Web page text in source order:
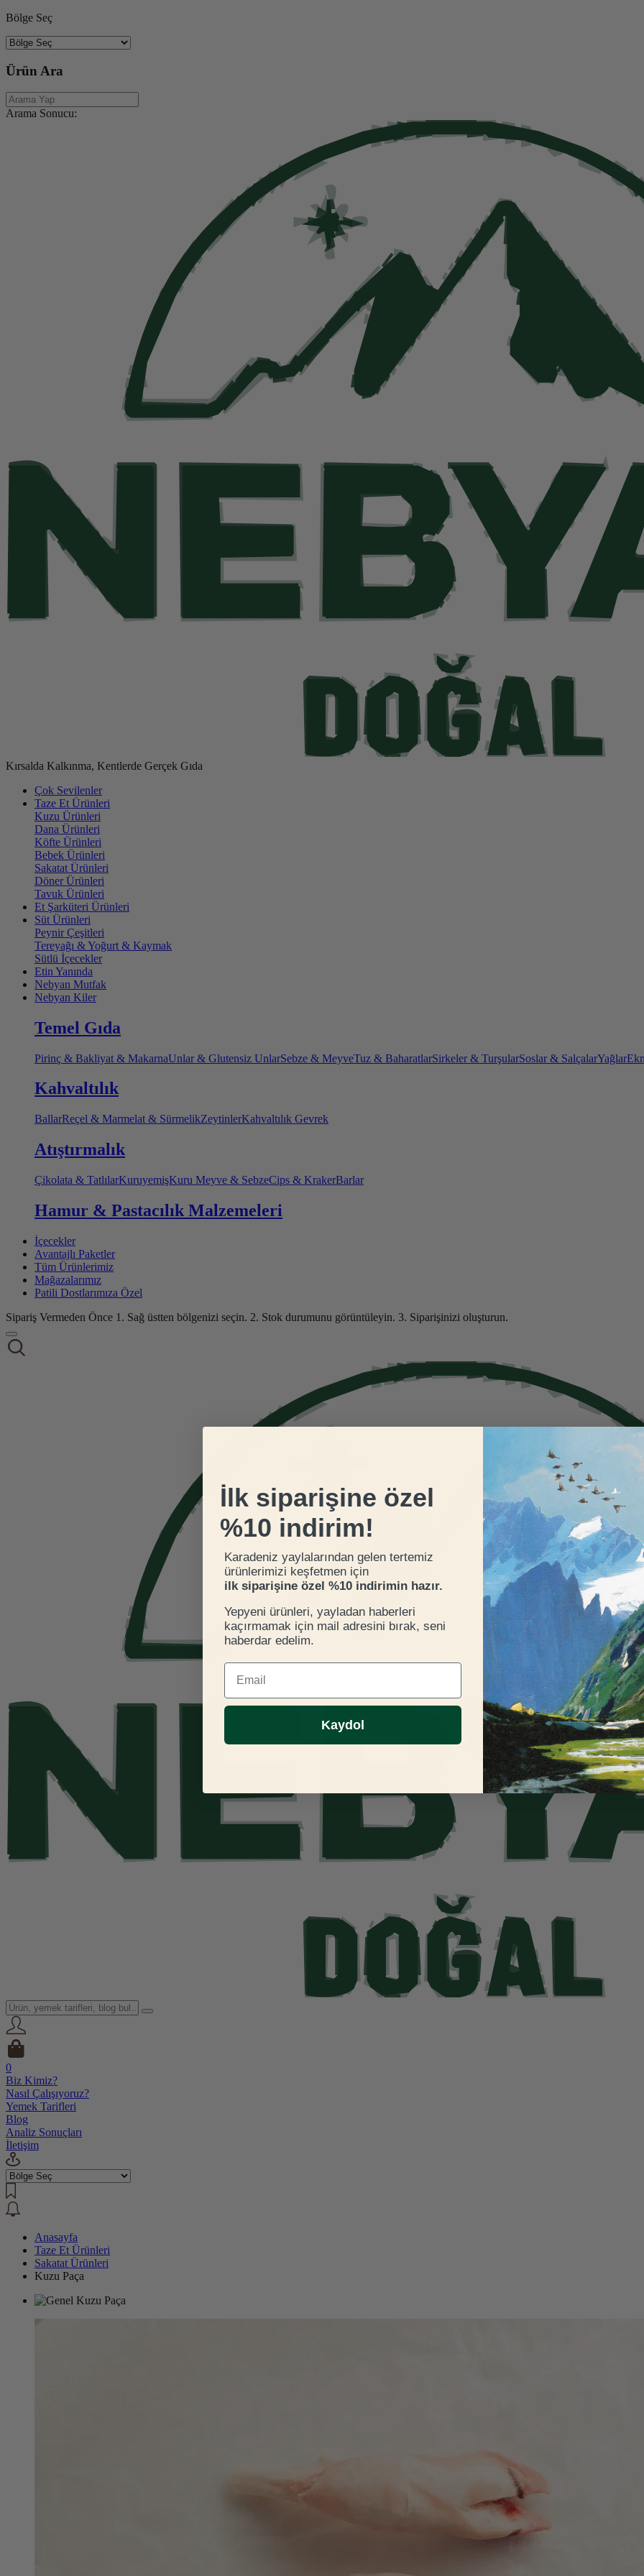
Bölge Seç
Ürün Ara
Arama Sonucu:
Kırsalda Kalkınma, Kentlerde Gerçek Gıda
Çok Sevilenler
Taze Et Ürünleri
Kuzu Ürünleri
Dana Ürünleri
Köfte Ürünleri
Bebek Ürünleri
Sakatat Ürünleri
Döner Ürünleri
Tavuk Ürünleri
Et Şarküteri Ürünleri
Süt Ürünleri
Peynir Çeşitleri
Tereyağı & Yoğurt & Kaymak
Sütlü İçecekler
Etin Yanında
Nebyan Mutfak
Nebyan Kiler
Temel Gıda
Pirinç & Bakliyat & MakarnaUnlar & Glutensiz UnlarSebze & MeyveTuz & BaharatlarSirkeler & TurşularSoslar & SalçalarYağlar
Kahvaltılık
BallarReçel & Marmelat & SürmelikZeytinlerKahvaltılık Gevrek
Atıştırmalık
Çikolata & TatlılarKuruyemişKuru Meyve & SebzeCips & KrakerBarlar
Hamur & Pastacılık Malzemeleri
İçecekler
Avantajlı Paketler
Tüm Ürünlerimiz
Mağazalarımız
Patili Dostlarımıza Özel
Sipariş Vermeden Önce 1. Sağ üstten bölgenizi seçin. 2. Stok durumunu görüntüleyin. 3. Siparişinizi oluşturun.
0
Biz Kimiz?
Nasıl Çalışıyoruz?
Yemek Tarifleri
Blog
Analiz Sonuçları
İletişim
Anasayfa
Taze Et Ürünleri
Sakatat Ürünleri
Kuzu Paça
İlk siparişine özel
%10 indirim!
Karadeniz yaylalarından gelen tertemiz
ürünlerimizi keşfetmen için
ilk siparişine özel %10 indirimin hazır.
Yepyeni ürünleri, yayladan haberleri
kaçırmamak için mail adresini bırak, seni
haberdar edelim.
E-mail
Kaydol